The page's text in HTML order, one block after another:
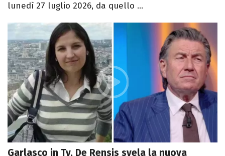
lunedì 27 luglio 2026, da quello ...
Garlasco in Tv, De Rensis svela la nuova